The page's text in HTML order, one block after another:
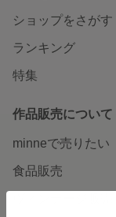
ショップをさがす
ランキング
特集
作品販売について
minneで売りたい
食品販売